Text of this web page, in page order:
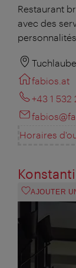
Restaurant
avec des
personnalités.
fabios.at
+43 1 532
Horaires
AJOUTER